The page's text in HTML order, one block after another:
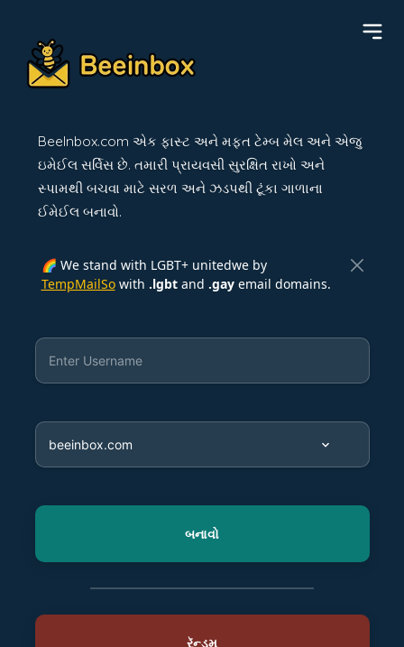
BeeInbox.com એક ફાસ્ટ અને મફત ટેમ્બ મેલ અને એજુ
ઇમેઈલ સર્વિસ છે. તમારી પ્રાયવસી સુરક્ષિત રાખો અને
સ્પામથી બચવા માટે સરળ અને ઝડપથી ટૂંકા ગાળાના
ઈમેઈલ બનાવો.
🌈 We stand with LGBT+ unitedwe by
TempMailSowith .lgbtand .gayemail domains.